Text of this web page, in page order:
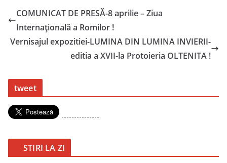
COMUNICAT DE PRESĂ-8 aprilie – Ziua
Internațională a Romilor !
Vernisajul expozitiei-LUMINA DIN LUMINA INVIERII-
editia a XVII-la Protoieria OLTENITA !
tweet
---------------
STIRI LA ZI